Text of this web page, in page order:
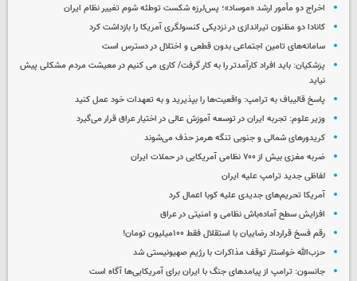
اخراج دو مأمور ارشد «موساد»؛ پس‌لرزه شکست توطئه شوم تغییر نظام ایران
کانادا دو مظنون تیراندازی در نزدیکی کنسولگری آمریکا را بازداشت کرد
سامانه‌های تامین اجتماعی بدون قطعی و اختلال در دسترس است
پزشکیان: باید افراد کارآمدتر را به کار گرفت/ کاری می کنیم در معیشت مردم مشکلی پیش
نیاید
پاسخ قالیباف به ترامپ: واقعیت‌ها را بپذیرید و به تعهدات خود عمل کنید
وزیر علوم: تجربه ایران در توسعه آموزش عالی در اختیار عراق قرار می‌گیرد
کریدورهای شمالی و جنوبی تنگه هرمز حذف می‌شوند
ضربه مغزی بیش از ۷۰۰ نظامی آمریکایی در حملات ایران
لفاظی جدید ترامپ علیه ایران
آمریکا تحریم‌های جدیدی علیه کوبا اعمال کرد
افزایش سطح آماده‌باش نظامی و امنیتی در عراق
رقم فسخ قرارداد رضاییان با استقلال فقط ۱۰۰میلیون تومان!
حزب‌الله خواستار توقف مذاکرات با رژیم صهیونیستی شد
جانسون: ترامپ از پیامدهای جنگ با ایران برای آمریکایی‌ها آگاه است